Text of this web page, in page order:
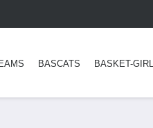
BASCATS BASKET-